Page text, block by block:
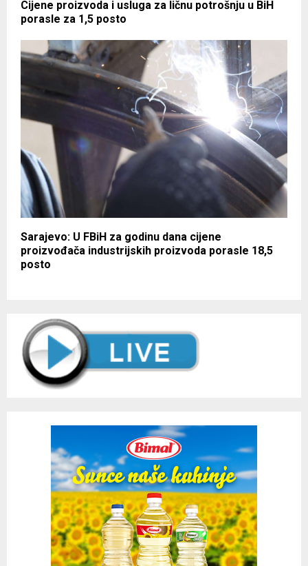
Cijene proizvoda i usluga za ličnu potrošnju u BiH
porasle za 1,5 posto
Sarajevo: U FBiH za godinu dana cijene
proizvođača industrijskih proizvoda porasle 18,5
posto